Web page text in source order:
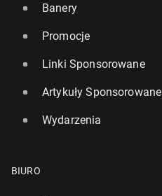
Banery
Promocje
Linki Sponsorowane
Artykuły Sponsorowane
Wydarzenia
BIURO